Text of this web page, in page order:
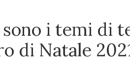
i temi di
di Natale